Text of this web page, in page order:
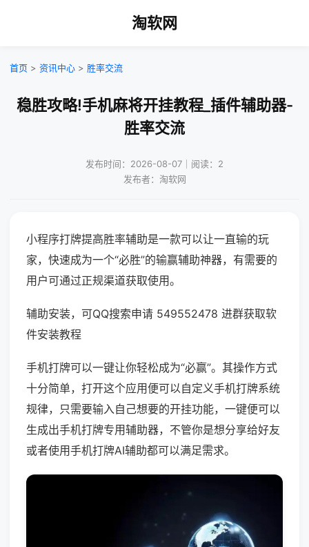
淘软网
首页 > 资讯中心 > 胜率交流
稳胜攻略!手机麻将开挂教程_插件辅助器-
胜率交流
发布时间：2026-08-07｜阅读：2
发布者：淘软网
小程序打牌提高胜率辅助是一款可以让一直输的玩
家，快速成为一个“必胜”的输赢辅助神器，有需要的
用户可通过正规渠道获取使用。
辅助安装，可QQ搜索申请 549552478 进群获取软
件安装教程
手机打牌可以一键让你轻松成为“必赢”。其操作方式
十分简单，打开这个应用便可以自定义手机打牌系统
规律，只需要输入自己想要的开挂功能，一键便可以
生成出手机打牌专用辅助器，不管你是想分享给好友
或者使用手机打牌AI辅助都可以满足需求。